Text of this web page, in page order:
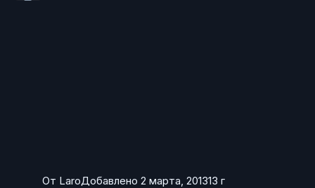
От LaroДобавлено 2 марта, 201313 г